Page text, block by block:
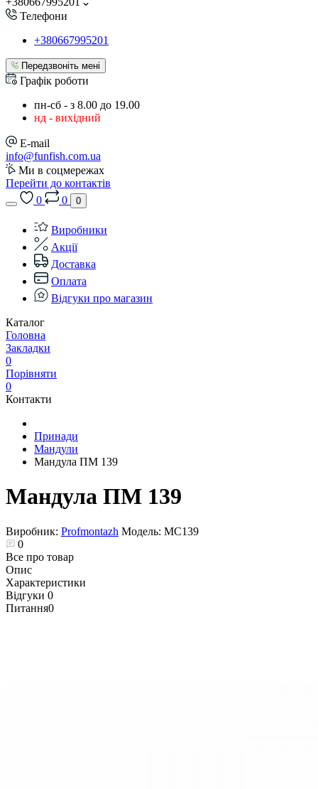
Телефони
+380667995201
Передзвоніть мені
Графік роботи
пн-сб - з 8.00 до 19.00
нд - вихідний
E-mail
info@funfish.com.ua
Ми в соцмережах
Перейти до контактів
0
0 0
Виробники
Акції
Доставка
Оплата
Відгуки про магазин
Каталог
Головна
Закладки
0
Порівняти
0
Контакти
Принади
Мандули
Мандула ПМ 139
Мандула ПМ 139
Виробник: Profmontazh Модель: MC139
0
Все про товар
Опис
Характеристики
Відгуки 0
Питання0